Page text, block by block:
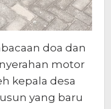
doa dan
motor
kepala desa
yang baru